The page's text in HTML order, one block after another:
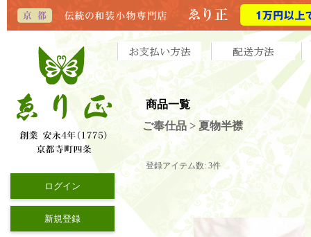
ログイン
新規登録
商品一覧
ご奉仕品 > 夏物半襟
登録アイテム数: 3件